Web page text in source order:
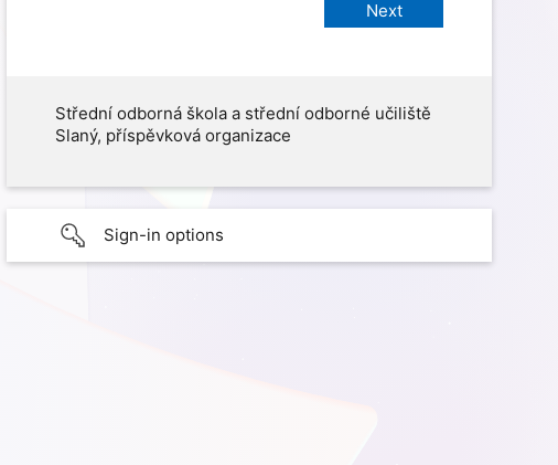
Střední odborná škola a střední odborné učiliště
Slaný, příspěvková organizace
Sign-in options